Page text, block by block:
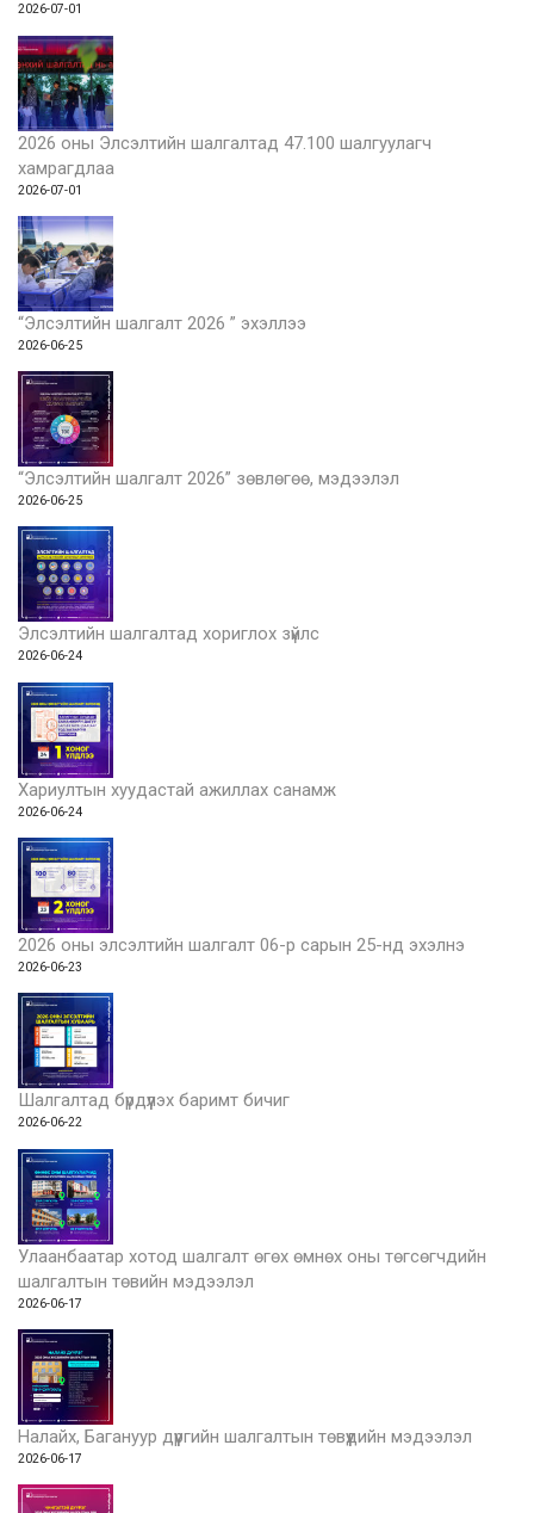
2026-07-01
2026 оны Элсэлтийн шалгалтад 47.100 шалгуулагч
хамрагдлаа
2026-07-01
“Элсэлтийн шалгалт 2026 ” эхэллээ
2026-06-25
“Элсэлтийн шалгалт 2026” зөвлөгөө, мэдээлэл
2026-06-25
Элсэлтийн шалгалтад хориглох зүйлс
2026-06-24
Хариултын хуудастай ажиллах санамж
2026-06-24
2026 оны элсэлтийн шалгалт 06-р сарын 25-нд эхэлнэ
2026-06-23
Шалгалтад бүрдүүлэх баримт бичиг
2026-06-22
Улаанбаатар хотод шалгалт өгөх өмнөх оны төгсөгчдийн
шалгалтын төвийн мэдээлэл
2026-06-17
Налайх, Багануур дүүргийн шалгалтын төвүүдийн мэдээлэл
2026-06-17